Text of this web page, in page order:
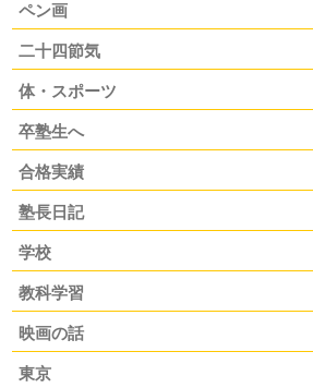
ペン画
二十四節気
体・スポーツ
卒塾生へ
合格実績
塾長日記
学校
教科学習
映画の話
東京